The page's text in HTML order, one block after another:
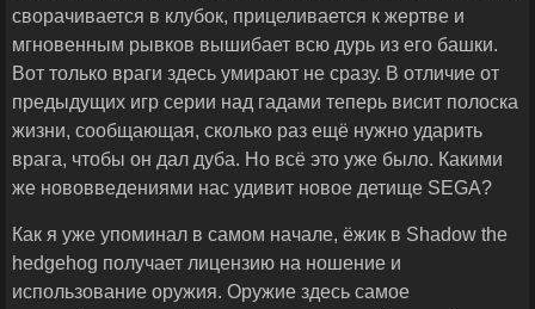
сворачивается в клубок, прицеливается к жертве и
мгновенным рывков вышибает всю дурь из его башки.
Вот только враги здесь умирают не сразу. В отличие от
предыдущих игр серии над гадами теперь висит полоска
жизни, сообщающая, сколько раз ещё нужно ударить
врага, чтобы он дал дуба. Но всё это уже было. Какими
же нововведениями нас удивит новое детище SEGA?
Как я уже упоминал в самом начале, ёжик в Shadow the
hedgehog получает лицензию на ношение и
использование оружия. Оружие здесь самое